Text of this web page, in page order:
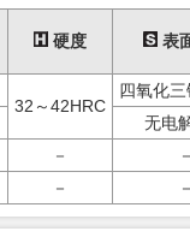
硬度
表
32～42HRC
四氧化
无电
－
－